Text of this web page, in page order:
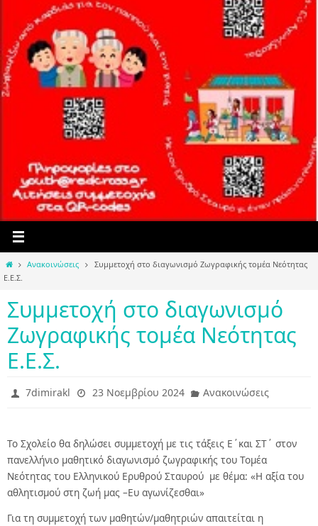
HomeΑνακοινώσεις
Συμμετοχή στο διαγωνισμό Ζωγραφικής τομέα Νεότητας
Ε.Ε.Σ.
Συμμετοχή στο διαγωνισμό
Ζωγραφικής τομέα Νεότητας
Ε.Ε.Σ.
7dimirakl 23 Νοεμβρίου 2024 Ανακοινώσεις
Το Σχολείο θα δηλώσει συμμετοχή με τις τάξεις Ε΄και ΣΤ΄ στον
πανελλήνιο μαθητικό διαγωνισμό ζωγραφικής του Τομέα
Νεότητας του Ελληνικού Ερυθρού Σταυρού με θέμα: «Η αξία του
αθλητισμού στη ζωή μας –Ευ αγωνίζεσθαι»
Για τη συμμετοχή των μαθητών/μαθητριών απαιτείται η